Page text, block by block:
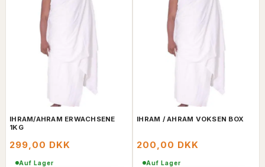
IHRAM/AHRAM ERWACHSENE
1KG
299,00 DKK
Auf Lager
IHRAM / AHRAM VOKSEN BOX
200,00 DKK
Auf Lager